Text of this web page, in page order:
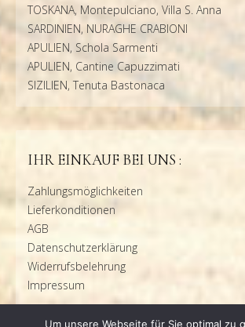
TOSKANA, Montepulciano, Villa S. Anna
SARDINIEN, NURAGHE CRABIONI
APULIEN, Schola Sarmenti
APULIEN, Cantine Capuzzimati
SIZILIEN, Tenuta Bastonaca
IHR EINKAUF BEI UNS :
Zahlungsmöglichkeiten
Lieferkonditionen
AGB
Datenschutzerklärung
Widerrufsbelehrung
Impressum
Um unsere Webseite für Sie optimal zu